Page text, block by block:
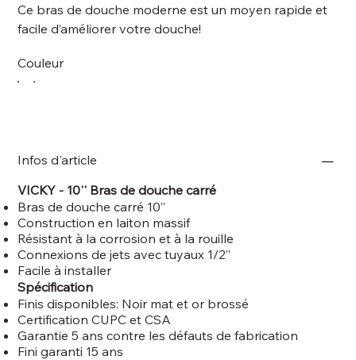
Ce bras de douche moderne est un moyen rapide et
facile d’améliorer votre douche!
Couleur
Infos d'article
VICKY - 10'' Bras de douche carré
Bras de douche carré 10’’
Construction en laiton massif
Résistant à la corrosion et à la rouille
Connexions de jets avec tuyaux 1/2’’
Facile à installer
Spécification
Finis disponibles: Noir mat et or brossé
Certification CUPC et CSA
Garantie 5 ans contre les défauts de fabrication
Fini garanti 15 ans